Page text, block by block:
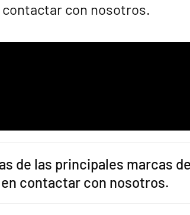
contactar con nosotros.
de las principales marcas
contactar con nosotros.